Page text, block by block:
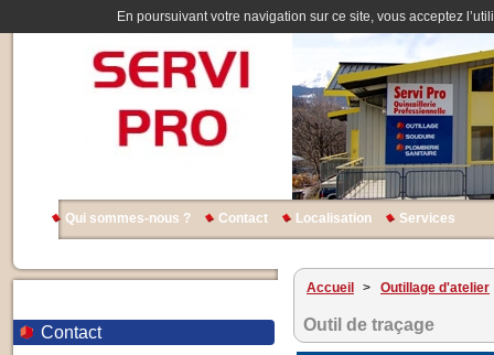
En poursuivant votre navigation sur ce site, vous acceptez
Qui sommes-nous ? Contact Localisation Services
Contact
Accueil > Outillage d'atelier
Outil de traçage